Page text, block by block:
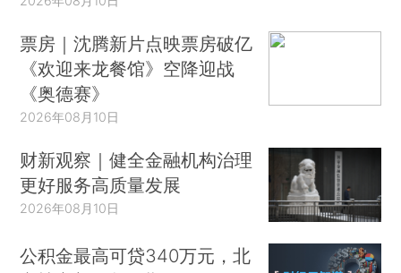
票房｜沈腾新片点映票房破亿
《欢迎来龙餐馆》空降迎战
《奥德赛》
2026年08月10日
财新观察｜健全金融机构治理
更好服务高质量发展
2026年08月10日
公积金最高可贷340万元，北